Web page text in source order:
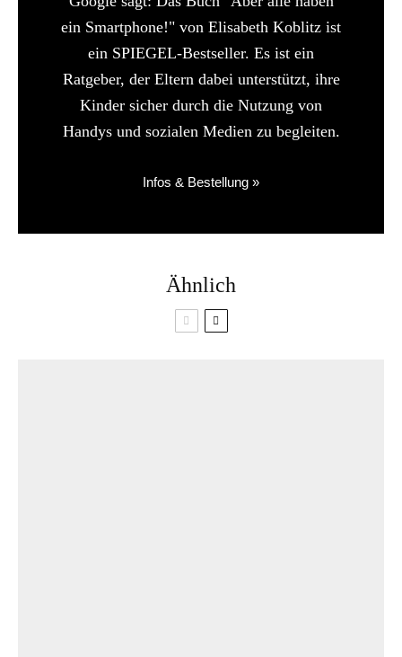
ein Smartphone!" von Elisabeth Koblitz ist
ein SPIEGEL-Bestseller. Es ist ein
Ratgeber, der Eltern dabei unterstützt, ihre
Kinder sicher durch die Nutzung von
Handys und sozialen Medien zu begleiten.
Infos & Bestellung »
Ähnlich